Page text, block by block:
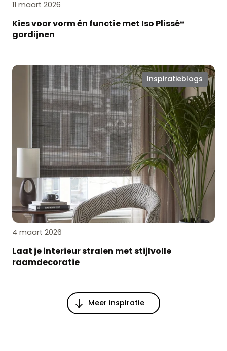
11 maart 2026
Kies voor vorm én functie met Iso Plissé®
gordijnen
Inspiratieblogs
4 maart 2026
Laat je interieur stralen met stijlvolle
raamdecoratie
Laat
interieur
stijlvolle
raamdecoratie
Meer inspiratie